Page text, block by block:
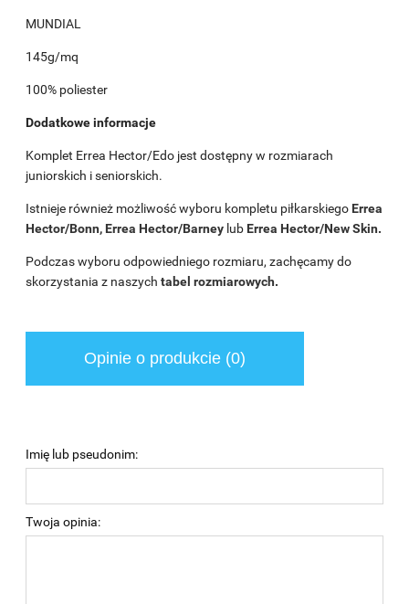
MUNDIAL
145g/mq
100% poliester
Dodatkowe informacje
Komplet Errea Hector/Edo jest dostępny w rozmiarach
juniorskich i seniorskich.
Istnieje również możliwość wyboru kompletu piłkarskiego Errea
Hector/Bonn, Errea Hector/Barney lub Errea Hector/New Skin.
Podczas wyboru odpowiedniego rozmiaru, zachęcamy do
skorzystania z naszych tabel rozmiarowych.
Opinie o produkcie (0)
Imię lub pseudonim:
Twoja opinia: